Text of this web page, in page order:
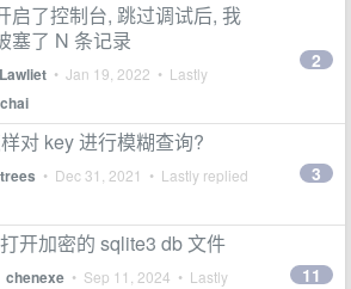
启了控制台, 跳过调试后, 我
塞了 N 条记录
• Jan 19, 2022 • Lastly
2
对 key 进行模糊查询?
• Dec 31, 2021 • Lastly replied
3
开加密的 sqlite3 db 文件
chenexe • Sep 11, 2024 • Lastly
11